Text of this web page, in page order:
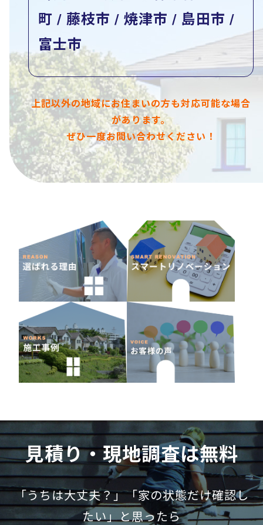
町 / 藤枝市 / 焼津市 / 島田市 /
富士市
上記以外の地域にお住まいの方も対応可能な場合
があります。
ぜひ一度お問い合わせください！
見積り・現地調査は無料
「うちは大丈夫？」「家の状態だけ確認し
たい」と思ったら